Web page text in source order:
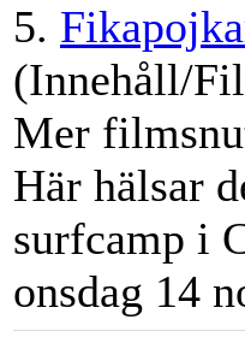
5.
(Innehåll/
Mer
Här hälsar
surfcamp i
onsdag 14